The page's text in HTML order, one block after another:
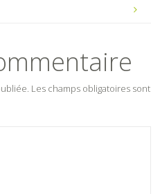
Les champs obligatoires sont